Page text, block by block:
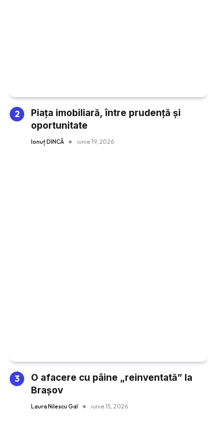
Piața imobiliară, între prudență și
oportunitate
Ionuț DINCĂ iunie 19, 2026
O afacere cu pâine „reinventată” la
Brașov
Laura Nilescu Gal iunie 15, 2026